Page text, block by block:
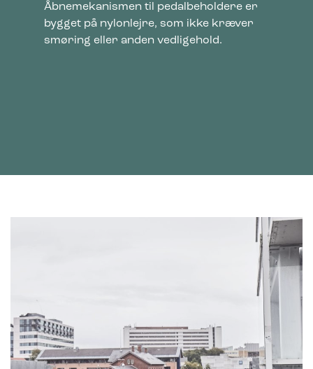
Åbnemekanismen til pedalbeholdere er
bygget på nylonlejre, som ikke kræver
smøring eller anden vedligehold.